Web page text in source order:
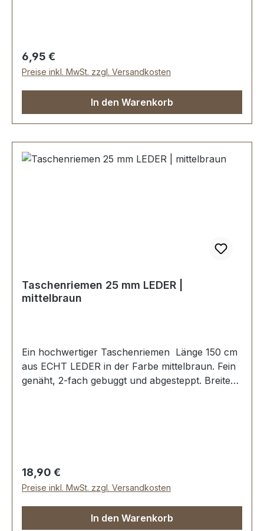
Regulärer Preis:
6,95 €
Preise inkl. MwSt. zzgl. Versandkosten
In den Warenkorb
Taschenriemen 25 mm LEDER |
mittelbraun
Ein hochwertiger Taschenriemen Länge 150 cm
aus ECHT LEDER in der Farbe mittelbraun. Fein
genäht, 2-fach gebuggt und abgesteppt. Breite
Regulärer Preis:
18,90 €
Preise inkl. MwSt. zzgl. Versandkosten
In den Warenkorb